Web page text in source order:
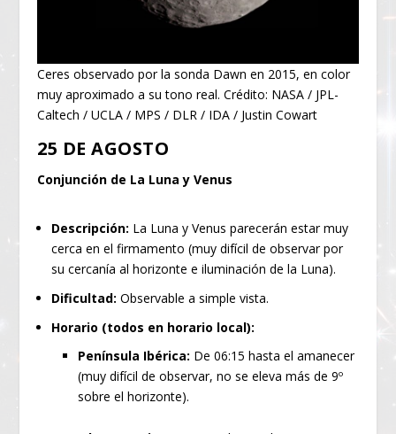
Ceres observado por la sonda Dawn en 2015, en color
muy aproximado a su tono real. Crédito: NASA / JPL-
Caltech / UCLA / MPS / DLR / IDA / Justin Cowart
25 DE AGOSTO
Conjunción de La Luna y Venus
Descripción: La Luna y Venus parecerán estar muy
cerca en el firmamento (muy difícil de observar por
su cercanía al horizonte e iluminación de la Luna).
Dificultad: Observable a simple vista.
Horario (todos en horario local):
Península Ibérica: De 06:15 hasta el amanecer
(muy difícil de observar, no se eleva más de 9º
sobre el horizonte).